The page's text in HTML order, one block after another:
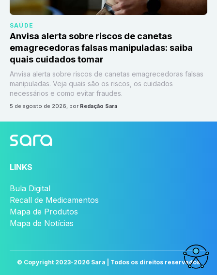
SAÚDE
Anvisa alerta sobre riscos de canetas
emagrecedoras falsas manipuladas: saiba
quais cuidados tomar
Anvisa alerta sobre riscos de canetas emagrecedoras falsas
manipuladas. Veja quais são os riscos, os cuidados
necessários e como evitar fraudes.
5 de agosto de 2026, por Redação Sara
LINKS
Bula Digital
Recall de Medicamentos
Mapa de Produtos
Mapa de Notícias
© Copyright 2023-2026 Sara | Todos os direitos reservados